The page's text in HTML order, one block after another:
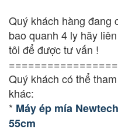
Quý khách hàng đang
bao quanh 4 ly hãy
tôi để được tư vấn !
Quý khách có thể
khác:
* Máy ép mía
55cm